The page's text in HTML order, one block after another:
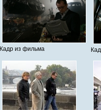
Кадр из фильма